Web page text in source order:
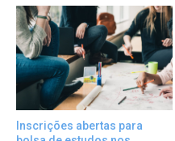
Inscrições abertas para